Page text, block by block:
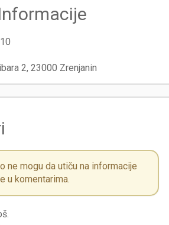
2, 23000 Zrenjanin
ne mogu da utiču na informacije
u komentarima.